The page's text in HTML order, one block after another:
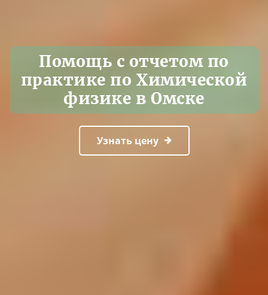
Помощь с отчетом по
практике по Химической
физике в Омске
Узнать цену